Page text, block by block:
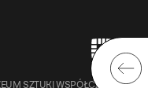
SZTUKI WSPÓŁCZESNEJ W